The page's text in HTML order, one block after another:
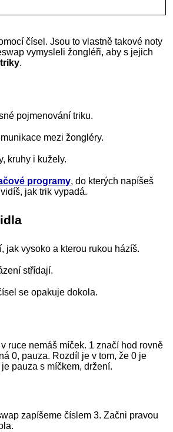
čísel. Jsou to vlastně takové noty
vymysleli žongléři, aby s jejich
.
pojmenování triku.
mezi žongléry.
kruhy i kužely.
programy, do kterých napíšeš
jak trik vypadá.
jak vysoko a kterou rukou házíš.
střídají.
se opakuje dokola.
ruce nemáš míček. 1 značí hod rovně
0, pauza. Rozdíl je v tom, že 0 je
pauza s míčkem, držení.
zapíšeme číslem 3. Začni pravou